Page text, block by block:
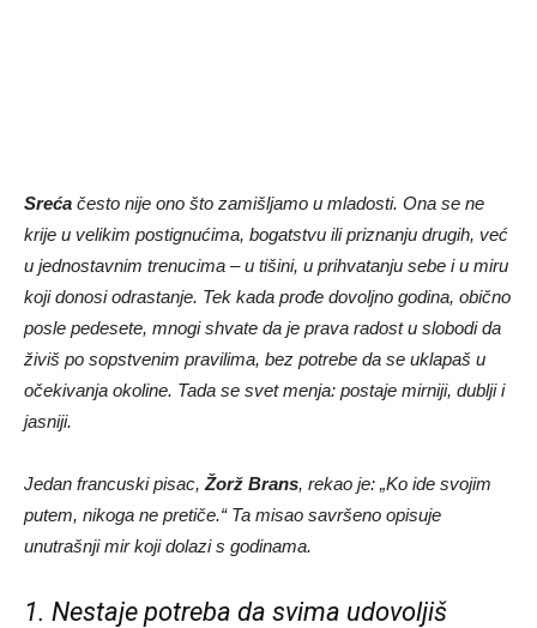
Sreća često nije ono što zamišljamo u mladosti. Ona se ne
krije u velikim postignućima, bogatstvu ili priznanju drugih, već
u jednostavnim trenucima – u tišini, u prihvatanju sebe i u miru
koji donosi odrastanje. Tek kada prođe dovoljno godina, obično
posle pedesete, mnogi shvate da je prava radost u slobodi da
živiš po sopstvenim pravilima, bez potrebe da se uklapaš u
očekivanja okoline. Tada se svet menja: postaje mirniji, dublji i
jasniji.
Jedan francuski pisac, Žorž Brans, rekao je: „Ko ide svojim
putem, nikoga ne pretiče.“ Ta misao savršeno opisuje
unutrašnji mir koji dolazi s godinama.
1. Nestaje potreba da svima udovoljiš